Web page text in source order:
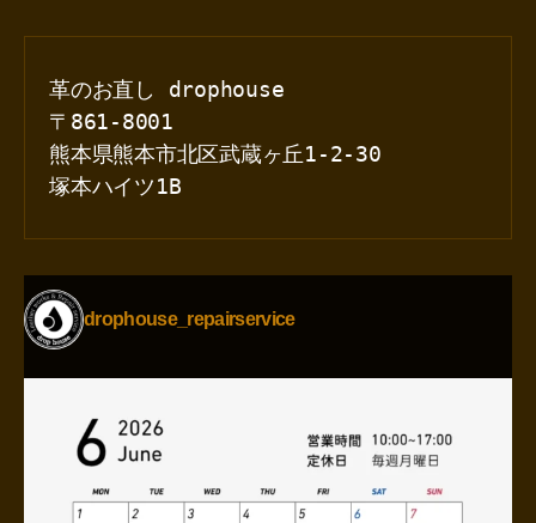
革のお直し drophouse
〒861-8001
熊本県熊本市北区武蔵ヶ丘1-2-30
塚本ハイツ1B
drophouse_repairservice